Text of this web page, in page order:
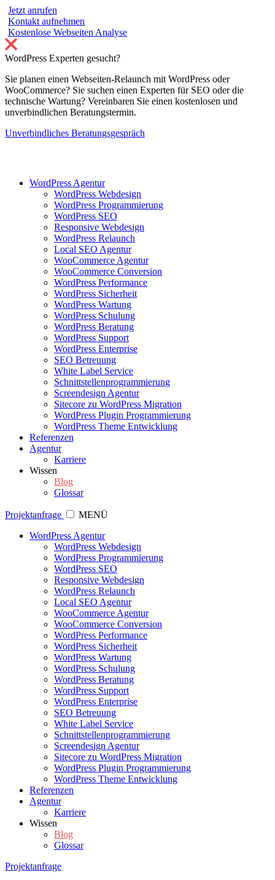
Jetzt anrufen
Kontakt aufnehmen
Kostenlose Webseiten Analyse
WordPress Experten gesucht?
Sie planen einen Webseiten-Relaunch mit WordPress oder
WooCommerce? Sie suchen einen Experten für SEO oder die
technische Wartung? Vereinbaren Sie einen kostenlosen und
unverbindlichen Beratungstermin.
Unverbindliches Beratungsgespräch
WordPress Agentur
WordPress Webdesign
WordPress Programmierung
WordPress SEO
Responsive Webdesign
WordPress Relaunch
Local SEO Agentur
WooCommerce Agentur
WooCommerce Conversion
WordPress Performance
WordPress Sicherheit
WordPress Wartung
WordPress Schulung
WordPress Beratung
WordPress Support
WordPress Enterprise
SEO Betreuung
White Label Service
Schnittstellenprogrammierung
Screendesign Agentur
Sitecore zu WordPress Migration
WordPress Plugin Programmierung
WordPress Theme Entwicklung
Referenzen
Agentur
Karriere
Wissen
Blog
Glossar
Projektanfrage
MENÜ
WordPress Agentur
WordPress Webdesign
WordPress Programmierung
WordPress SEO
Responsive Webdesign
WordPress Relaunch
Local SEO Agentur
WooCommerce Agentur
WooCommerce Conversion
WordPress Performance
WordPress Sicherheit
WordPress Wartung
WordPress Schulung
WordPress Beratung
WordPress Support
WordPress Enterprise
SEO Betreuung
White Label Service
Schnittstellenprogrammierung
Screendesign Agentur
Sitecore zu WordPress Migration
WordPress Plugin Programmierung
WordPress Theme Entwicklung
Referenzen
Agentur
Karriere
Wissen
Blog
Glossar
Projektanfrage